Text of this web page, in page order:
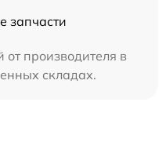
запчасти
от производителя в
складах.